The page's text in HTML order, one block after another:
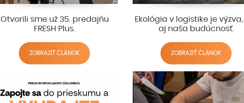
Otvorili sme už 35. predajňu
FRESH Plus.
ZOBRAZIŤ ČLÁNOK
Ekológia v logistike je
aj naša budúcnosť.
ZOBRAZIŤ ČLÁNOK